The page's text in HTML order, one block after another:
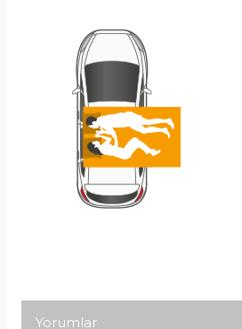
Yorumlar